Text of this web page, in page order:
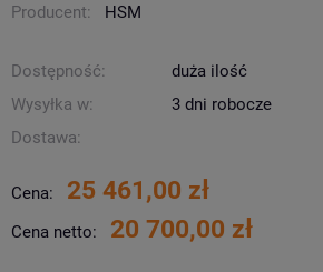
Producent: HSM
Dostępność:
duża ilość
Wysyłka w:
3 dni robocze
Dostawa:
Cena: 25 461,00 zł
Cena netto: 20 700,00 zł